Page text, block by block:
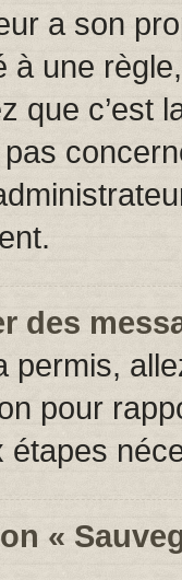
a son
à une
que c’est
des
permis,
pour
«